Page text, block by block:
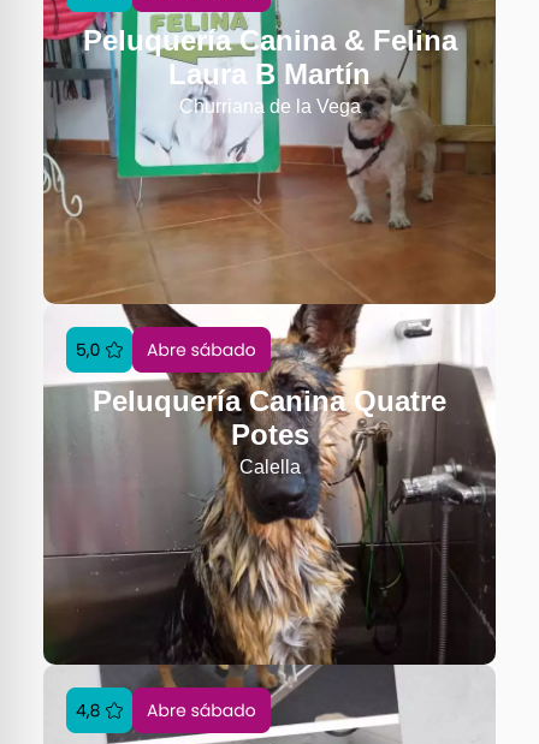
Peluquería Canina & Felina
Laura B Martín
Churriana de la Vega
Peluquería Canina Quatre
Potes
Calella